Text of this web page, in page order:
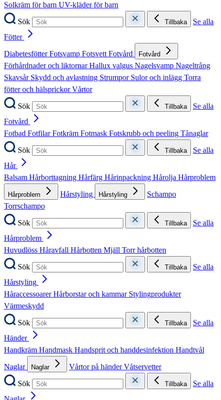
Solkräm för barn UV-kläder för barn
Sök
Tillbaka
Se alla
Fötter
DiabetesfötterFotsvamp FotsvettFotvård Fotvård
Förhårdnader och liktornarHallux valgus Nagelsvamp Nageltrång
Skavsår Skydd och avlastning Strumpor Sulor och inlägg Torra
fötter och hälsprickorVårtor
Sök
Tillbaka
Se alla
Fotvård
Fotbad FotfilarFotkräm Fotmask Fotskrubb och peeling Tånaglar
Sök
Tillbaka
Se alla
Hår
Balsam Hårborttagning Hårfärg Hårinpackning Hårolja Hårproblem
Hårproblem Hårstyling Hårstyling
Schampo
Torrschampo
Sök
Tillbaka
Se alla
Hårproblem
Huvudlöss Håravfall Hårbotten Mjäll Torr hårbotten
Sök
Tillbaka
Se alla
Hårstyling
HåraccessoarerHårborstar och kammar Stylingprodukter
Värmeskydd
Sök
Tillbaka
Se alla
Händer
Handkräm Handmask Handsprit och handdesinfektion Handtvål
Naglar
Naglar Vårtor på händerVåtservetter
Sök
Tillbaka
Se alla